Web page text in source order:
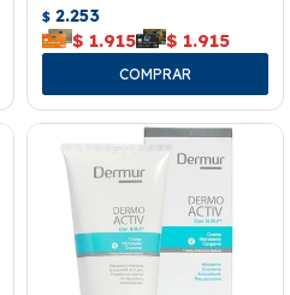
$ 2.253
$ 1.915 $ 1.915